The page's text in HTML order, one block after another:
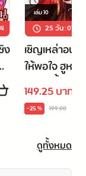
รชายวัยแรกเกิด
!
ณเวียนว่ายมาเกิด
!
งมาที่โลกนี้ใหม่ๆ
ง
เล่ม10
25 วัน:07
เชิญเหล่าอนุ
ให้พอใจ ฮูหยิ
ใหม่จะตั้งใจส
มนต์ เล่ม 10 (
จบ)
149.25 บาท
-25 % 199.00
ดูทั้งหมด